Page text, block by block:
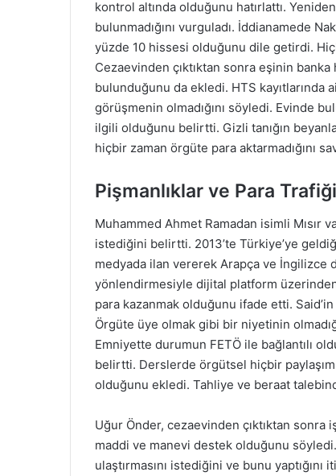
kontrol altında olduğunu hatırlattı.
bulunmadığını vurguladı. İddianamede
yüzde 10 hissesi olduğunu dile getirdi.
Cezaevinden çıktıktan sonra eşinin banka
bulunduğunu da ekledi. HTS kayıtlarında
görüşmenin olmadığını söyledi. Evinde
ilgili olduğunu belirtti. Gizli tanığın
hiçbir zaman örgüte para aktarmadığını
Pişmanlıklar ve Para Trafiği
Muhammed Ahmet Ramadan isimli Mısır
istediğini belirtti. 2013’te Türkiye’ye
medyada ilan vererek Arapça ve İngilizce
yönlendirmesiyle dijital platform
para kazanmak olduğunu ifade etti.
Örgüte üye olmak gibi bir niyetinin
Emniyette durumun FETÖ ile bağlantılı
belirtti. Derslerde örgütsel hiçbir paylaşım
olduğunu ekledi. Tahliye ve beraat
Uğur Önder, cezaevinden çıktıktan sonra
maddi ve manevi destek olduğunu
ulaştırmasını istediğini ve bunu